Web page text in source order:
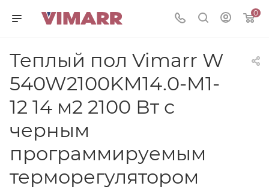
0
Теплый пол Vimarr W
540W2100KM14.0-M1-
12 14 м2 2100 Вт с
черным
программируемым
терморегулятором